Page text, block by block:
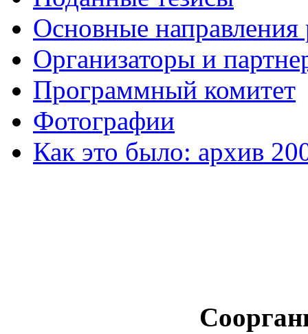
Основные направления
Организаторы и
Программный комитет
Фотографии
Как это было: архив